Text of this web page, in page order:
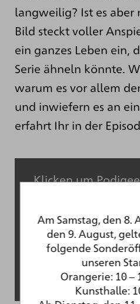
langweilig? Ist es aber
Bild steckt voller
ein ganzes Leben ein,
Serie ähneln könnte.
warum es vor allem
und inwiefern es an
erfahrt Ihr in der
Klicken um
Inhalte von
Am Samstag, den 8.
den 9. August,
folgende
unseren
Orangerie: 10 –
Kunsthalle: